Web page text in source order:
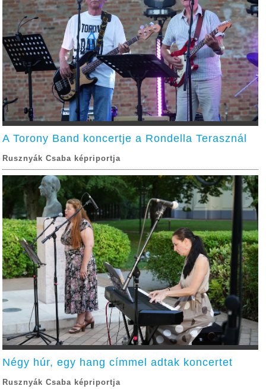
A Torony Band koncertje a Rondella Terasznál
Rusznyák Csaba képriportja
Négy húr, egy hang címmel adtak koncertet
Rusznyák Csaba képriportja